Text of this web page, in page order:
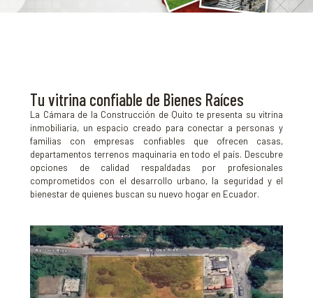
Tu vitrina confiable de Bienes Raíces
La Cámara de la Construcción de Quito te presenta su vitrina
inmobiliaria, un espacio creado para conectar a personas y
familias con empresas confiables que ofrecen casas,
departamentos terrenos maquinaria en todo el país. Descubre
opciones de calidad respaldadas por profesionales
comprometidos con el desarrollo urbano, la seguridad y el
bienestar de quienes buscan su nuevo hogar en Ecuador.